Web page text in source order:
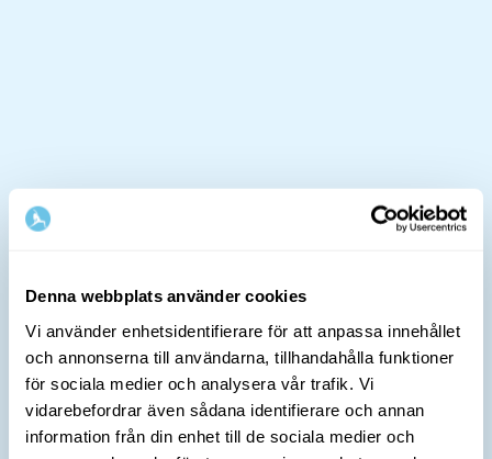
Denna webbplats använder cookies
Vi använder enhetsidentifierare för att anpassa innehållet
och annonserna till användarna, tillhandahålla funktioner
för sociala medier och analysera vår trafik. Vi
vidarebefordrar även sådana identifierare och annan
information från din enhet till de sociala medier och